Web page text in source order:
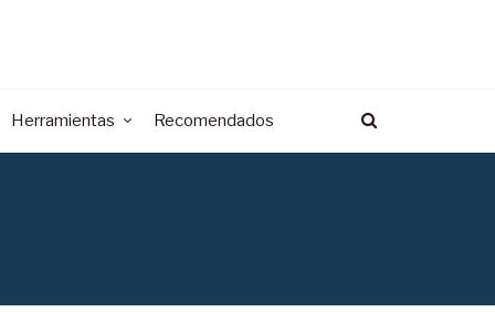
Herramientas Recomendados